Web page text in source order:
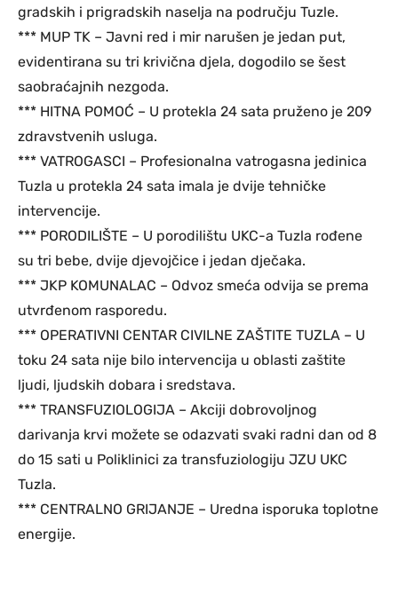
gradskih i prigradskih naselja na području Tuzle.
*** MUP TK – Javni red i mir narušen je jedan put,
evidentirana su tri krivična djela, dogodilo se šest
saobraćajnih nezgoda.
*** HITNA POMOĆ – U protekla 24 sata pruženo je 209
zdravstvenih usluga.
*** VATROGASCI – Profesionalna vatrogasna jedinica
Tuzla u protekla 24 sata imala je dvije tehničke
intervencije.
*** PORODILIŠTE – U porodilištu UKC-a Tuzla rođene
su tri bebe, dvije djevojčice i jedan dječaka.
*** JKP KOMUNALAC – Odvoz smeća odvija se prema
utvrđenom rasporedu.
*** OPERATIVNI CENTAR CIVILNE ZAŠTITE TUZLA – U
toku 24 sata nije bilo intervencija u oblasti zaštite
ljudi, ljudskih dobara i sredstava.
*** TRANSFUZIOLOGIJA – Akciji dobrovoljnog
darivanja krvi možete se odazvati svaki radni dan od 8
do 15 sati u Poliklinici za transfuziologiju JZU UKC
Tuzla.
*** CENTRALNO GRIJANJE – Uredna isporuka toplotne
energije.